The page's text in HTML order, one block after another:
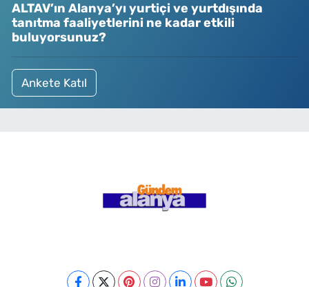
ALTAV’ın Alanya’yı yurtiçi ve yurtdışında
tanıtma faaliyetlerini ne kadar etkili
buluyorsunuz?
Ankete Katıl